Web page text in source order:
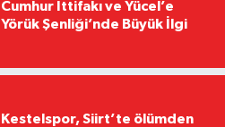
Cumhur İttifakı ve Yücel’e
Yörük Şenliği’nde Büyük İlgi
Kestelspor, Siirt’te ölümden